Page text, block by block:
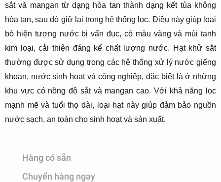
sắt và mangan từ dạng hòa tan thành dạng kết tủa không
hòa tan, sau đó giữ lại trong hệ thống lọc. Điều này giúp loại
bỏ hiện tượng nước bị vẩn đục, có màu vàng và mùi tanh
kim loại, cải thiện đáng kể chất lượng nước. Hạt khử sắt
thường được sử dụng trong các hệ thống xử lý nước giếng
khoan, nước sinh hoạt và công nghiệp, đặc biệt là ở những
khu vực có nồng độ sắt và mangan cao. Với khả năng lọc
mạnh mẽ và tuổi thọ dài, loại hạt này giúp đảm bảo nguồn
nước sạch, an toàn cho sinh hoạt và sản xuất.
Hàng có sẵn
Chuyển hàng ngay